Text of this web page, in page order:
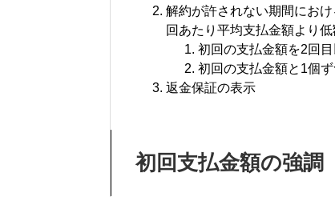
解約が許されない期間にお
回あたり平均支払金額より
初回の支払金額を2回
初回の支払金額と1個
返金保証の表示
初回支払金額の強調